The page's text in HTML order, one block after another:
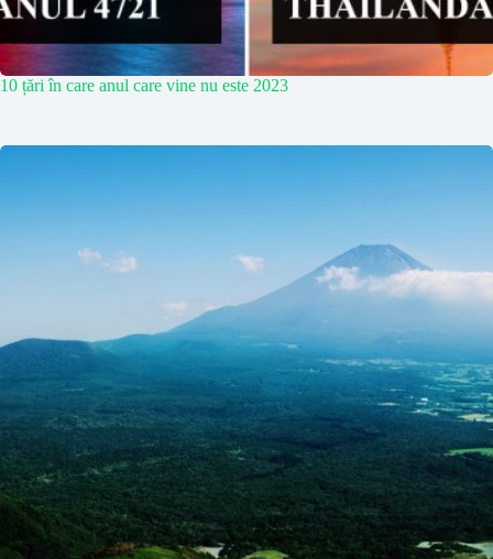
10 țări în care anul care vine nu este 2023